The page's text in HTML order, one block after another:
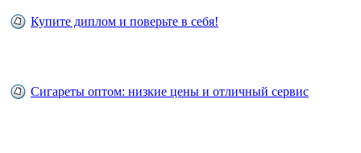
Купите диплом и поверьте в себя!
Сигареты оптом: низкие цены и отличный сервис